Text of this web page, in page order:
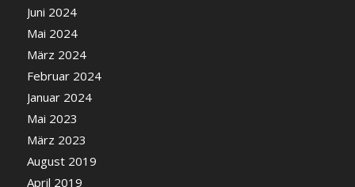
Juni 2024
Mai 2024
März 2024
Februar 2024
Januar 2024
Mai 2023
März 2023
August 2019
April 2019